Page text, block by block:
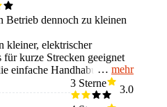
Betrieb dennoch zu kleinen
kleiner, elektrischer
für kurze Strecken geeignet
einfache Handhabung
und kurze Pendelwege.
da der
mehr
3 Sterne
3.0